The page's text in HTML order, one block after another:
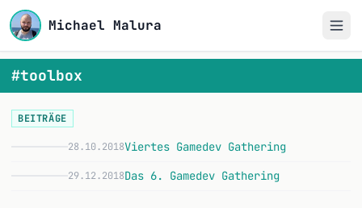
Michael Malura
#toolbox
BEITRÄGE
28.10.2018Viertes Gamedev Gathering
29.12.2018Das 6. Gamedev Gathering